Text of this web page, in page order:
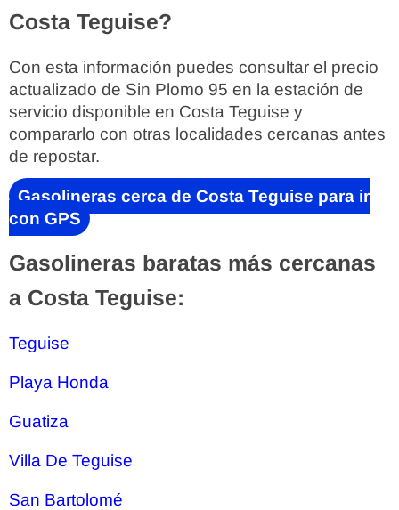
Costa Teguise?
Con esta información puedes consultar el precio
actualizado de Sin Plomo 95 en la estación de
servicio disponible en Costa Teguise y
compararlo con otras localidades cercanas antes
de repostar.
Gasolineras cerca de Costa Teguise para ir
con GPS
Gasolineras baratas más cercanas
a Costa Teguise:
Teguise
Playa Honda
Guatiza
Villa De Teguise
San Bartolomé